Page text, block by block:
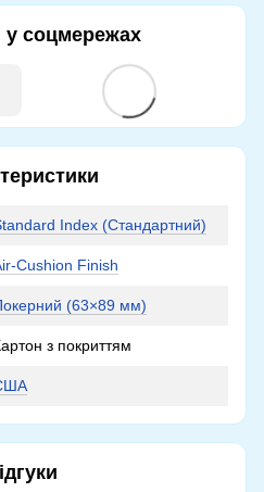
соцмережах
Index (Стандартний)
Cushion Finish
(63×89 мм)
з покриттям